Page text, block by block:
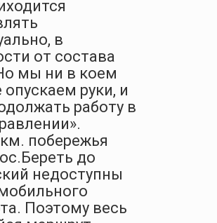
в
от состава
мы ни в коем
опускаем руки, и
работу в
побережья
до
недоступны
Поэтому весь